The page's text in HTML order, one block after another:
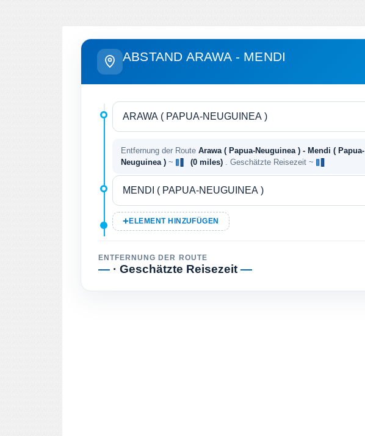
ABSTAND ARAWA - MENDI
Entfernung der Route Arawa ( Papua-Neuguinea ) - Mendi ( Papua-
Neuguinea ) ~ (0 miles) . Geschätzte Reisezeit ~
ELEMENT HINZUFÜGEN
ENTFERNUNG DER ROUTE
— · Geschätzte Reisezeit —